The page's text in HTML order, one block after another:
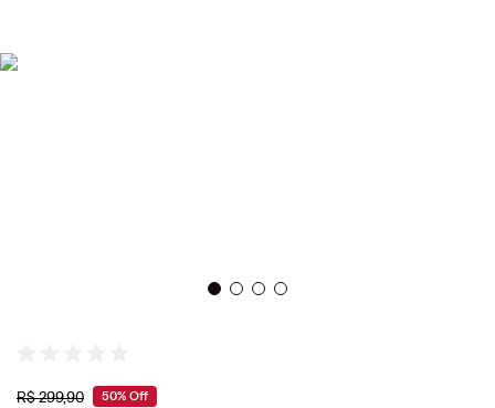
R$299,90 50% Off